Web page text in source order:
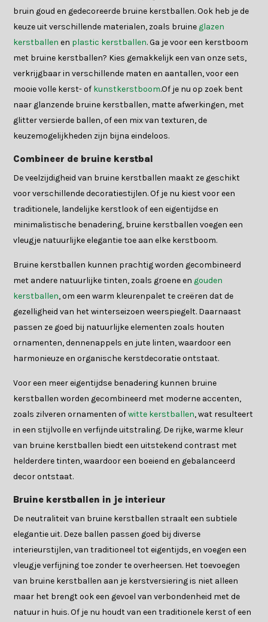
bruin goud en gedecoreerde bruine kerstballen. Ook heb je de
keuze uit verschillende materialen, zoals bruine glazen
kerstballen en plastic kerstballen. Ga je voor een kerstboom
met bruine kerstballen? Kies gemakkelijk een van onze sets,
verkrijgbaar in verschillende maten en aantallen, voor een
mooie volle kerst- of kunstkerstboom.Of je nu op zoek bent
naar glanzende bruine kerstballen, matte afwerkingen, met
glitter versierde ballen, of een mix van texturen, de
keuzemogelijkheden zijn bijna eindeloos.
Combineer de bruine kerstbal
De veelzijdigheid van bruine kerstballen maakt ze geschikt
voor verschillende decoratiestijlen. Of je nu kiest voor een
traditionele, landelijke kerstlook of een eigentijdse en
minimalistische benadering, bruine kerstballen voegen een
vleugje natuurlijke elegantie toe aan elke kerstboom.
Bruine kerstballen kunnen prachtig worden gecombineerd
met andere natuurlijke tinten, zoals groene en gouden
kerstballen, om een warm kleurenpalet te creëren dat de
gezelligheid van het winterseizoen weerspiegelt. Daarnaast
passen ze goed bij natuurlijke elementen zoals houten
ornamenten, dennenappels en jute linten, waardoor een
harmonieuze en organische kerstdecoratie ontstaat.
Voor een meer eigentijdse benadering kunnen bruine
kerstballen worden gecombineerd met moderne accenten,
zoals zilveren ornamenten ofwitte kerstballen, wat resulteert
in een stijlvolle en verfijnde uitstraling. De rijke, warme kleur
van bruine kerstballen biedt een uitstekend contrast met
helderdere tinten, waardoor een boeiend en gebalanceerd
decor ontstaat.
Bruine kerstballen in je interieur
De neutraliteit van bruine kerstballen straalt een subtiele
elegantie uit. Deze ballen passen goed bij diverse
interieurstijlen, van traditioneel tot eigentijds, en voegen een
vleugje verfijning toe zonder te overheersen. Het toevoegen
van bruine kerstballen aan je kerstversiering is niet alleen
maar het brengt ook een gevoel van verbondenheid met de
natuur in huis. Of je nu houdt van een traditionele kerst of een